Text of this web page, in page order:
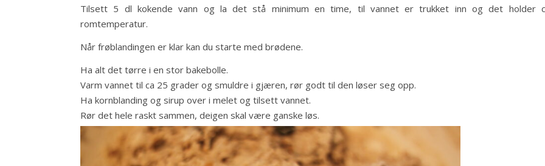
Tilsett 5 dl kokende vann og la det stå minimum en time, til vannet er trukket inn og det holder
romtemperatur.
Når frøblandingen er klar kan du starte med brødene.
Ha alt det tørre i en stor bakebolle.
Varm vannet til ca 25 grader og smuldre i gjæren, rør godt til den løser seg opp.
Ha kornblanding og sirup over i melet og tilsett vannet.
Rør det hele raskt sammen, deigen skal være ganske løs.